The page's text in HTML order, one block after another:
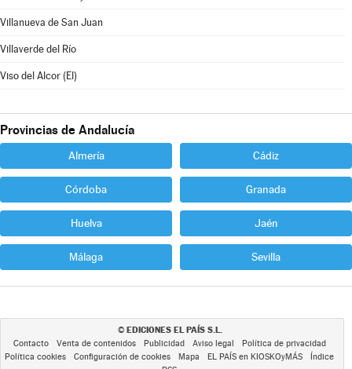
Villanueva de San Juan
Villaverde del Río
Viso del Alcor (El)
Provincias de Andalucía
Almería Cádiz
Córdoba Granada
Huelva Jaén
Málaga Sevilla
© EDICIONES EL PAÍS S.L.
Contacto Venta de contenidos Publicidad Aviso legal
Política de privacidad
Política cookies
Configuración de cookies Mapa EL PAÍS en KIOSKOyMÁS
Índice